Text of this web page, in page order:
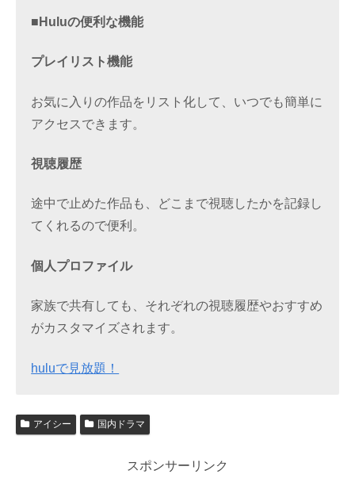
■Huluの便利な機能
プレイリスト機能
お気に入りの作品をリスト化して、いつでも簡単に
アクセスできます。
視聴履歴
途中で止めた作品も、どこまで視聴したかを記録し
てくれるので便利。
個人プロファイル
家族で共有しても、それぞれの視聴履歴やおすすめ
がカスタマイズされます。
huluで見放題！
アイシー 国内ドラマ
スポンサーリンク